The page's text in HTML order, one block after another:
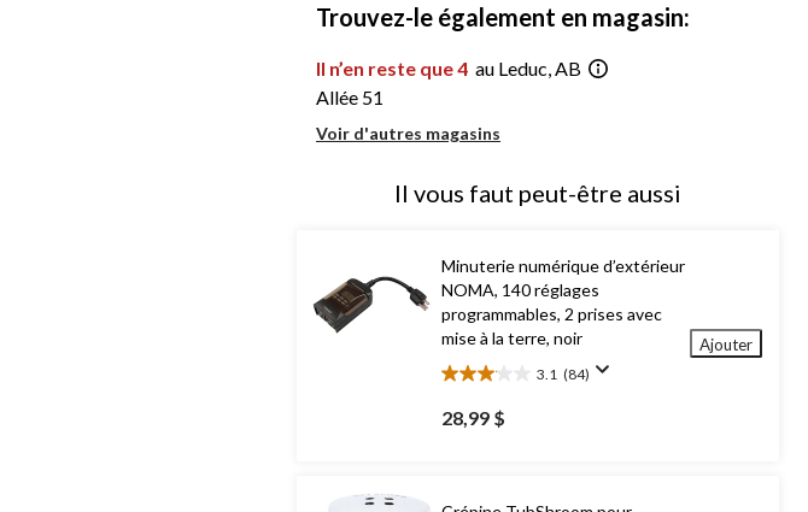
Trouvez-le également en magasin:
Il n’en reste que 4 au Leduc, AB
Allée 51
Voir d'autres magasins
Il vous faut peut-être aussi
Minuterie numérique d’extérieur
NOMA, 140 réglages
programmables, 2 prises avec
mise à la terre, noir
3.1 (84)
3.1
étoile(s)
sur
28,99 $
Ajouter